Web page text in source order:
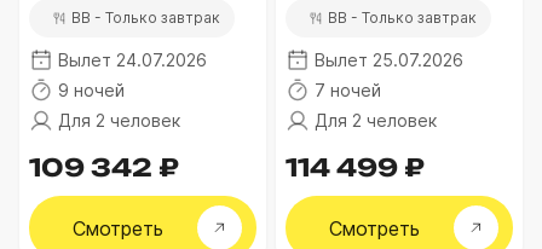
BB - Только завтрак
Вылет 24.07.2026
9 ночей
Для 2 человек
109 342 ₽
Смотреть
BB - Только завтрак
Вылет 25.07.2026
7 ночей
Для 2 человек
114 499 ₽
Смотреть